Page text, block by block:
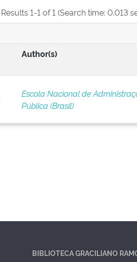
Results 1-1 of 1 (Search time: 0.013
Author(s)
Escola Nacional de
Pública (Brasil)
BIBLIOTECA GRACILIANO